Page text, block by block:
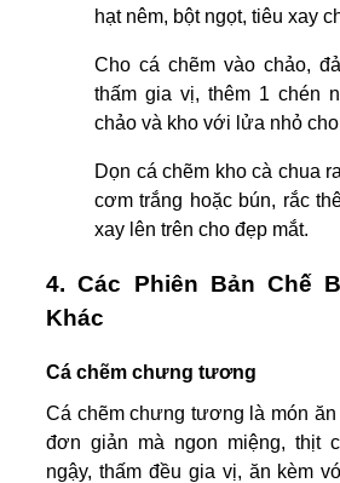
hạt nêm, bột ngọt, tiêu xay
Cho cá chẽm vào chảo,
thấm gia vị, thêm 1 chén
chảo và kho với lửa nhỏ
Dọn cá chẽm kho cà chua
cơm trắng hoặc bún, rắc
xay lên trên cho đẹp mắt.
4. Các Phiên Bản Chế
Khác
Cá chẽm chưng tương
Cá chẽm chưng tương là món
đơn giản mà ngon miệng, thịt
ngậy, thấm đều gia vị, ăn kèm